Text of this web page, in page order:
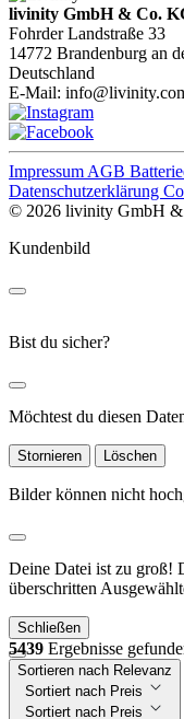
livinity GmbH & Co.
Fohrder Landstraße 33
14772 Brandenburg an
Deutschland
E-Mail:
Impressum AGB
Datenschutzerklärung
© 2026 livinity GmbH
Kundenbild
Bist du sicher?
Möchtest du diesen
Stornieren Löschen
Bilder können nicht
Deine Datei ist zu groß!
überschritten
Schließen
5439 Ergebnisse
Sortieren nach Relevanz
Sortiert nach Preis
Sortiert nach Preis